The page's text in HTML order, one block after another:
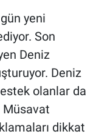
yeni
Son
Deniz
Deniz
olanlar da
Müsavat
dikkat